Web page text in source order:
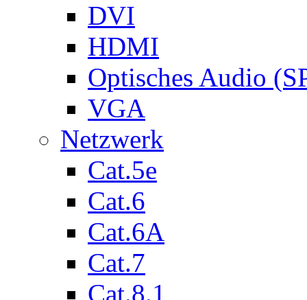
DVI
HDMI
Optisches Audio
VGA
Netzwerk
Cat.5e
Cat.6
Cat.6A
Cat.7
Cat.8.1